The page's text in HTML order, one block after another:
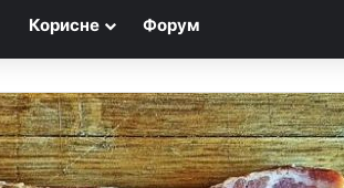
Корисне Форум